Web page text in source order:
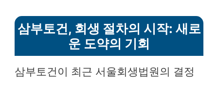
삼부토건, 회생 절차의 시작: 새로
운 도약의 기회
삼부토건이 최근 서울회생법원의 결정